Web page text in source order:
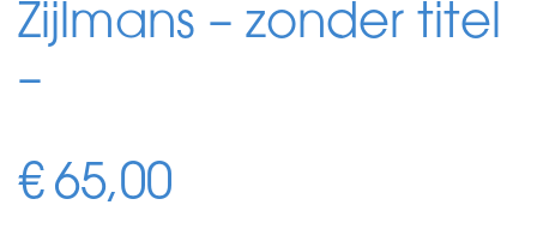
Zijlmans – zonder titel
–
€ 65,00